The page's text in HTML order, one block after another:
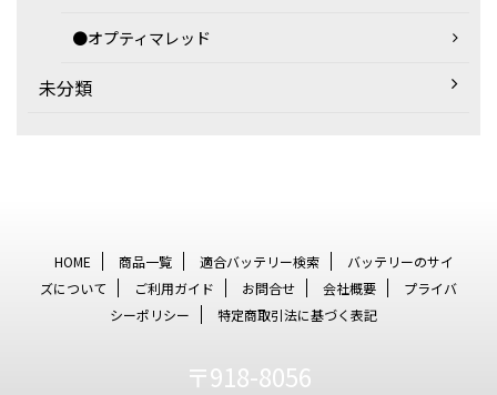
●オプティマレッド
未分類
HOME 商品一覧 適合バッテリー検索
バッテリーのサイ
ズについて
ご利用ガイド お問合せ 会社概要
プライバ
シーポリシー
特定商取引法に基づく表記
〒918-8056